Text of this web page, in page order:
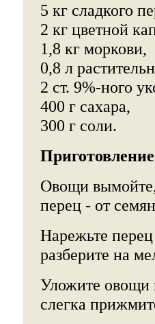
5 кг сладкого
2 кг цветной
1,8 кг моркови,
0,8 л
2 ст. 9%-ного
400 г сахара,
300 г соли.
Овощи
перец - от
Нарежьте
разберите на
Уложите овощи
слегка